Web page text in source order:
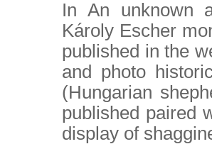
In An unknown
Károly Escher
published in the
and photo
(Hungarian
published paired
display of